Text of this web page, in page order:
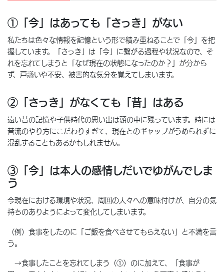
①「今」はあっても「さっき」がない
私たちは色々な情報を記憶という形で積み重ねることで「今」を把
握しています。「さっき」は「今」に繋がる過程や状況なので、そ
れを忘れてしまうと「なぜ現在の状態になったのか？」が分から
ず、戸惑いや不安、被害的な気分を覚えてしまいます。
②「さっき」がなくても「昔」はある
遠い昔の記憶や子供時代の思い出は頭の中に残っています。時には
昔流のやり方にこだわりすぎて、現在とのギャップがうめられずに
混乱することもあるかもしれません。
③「今」は本人の感情しだいでゆがんでしま
う
今現在における環境や状況、周囲の人々への意味付けが、自分の気
持ちのありようによって変化してしまいます。
（例）食事をしたのに「ご飯を食べさせてもらえない」と不満を言
う。
→食事したことを忘れてしまう（①）のに加えて、「食事が